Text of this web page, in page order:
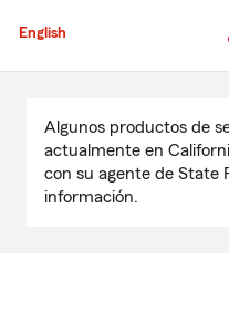
English
contenido
principal
Algunos productos de
actualmente en
con su agente de State
información.